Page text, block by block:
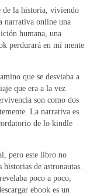
de la historia, viviendo
narrativa online una
humana, una
perdurará en mi mente
que se desviaba a
que era a la vez
son como dos
La narrativa es
de lo kindle
pero este libro no
de astronautas.
poco a poco,
ebook es un